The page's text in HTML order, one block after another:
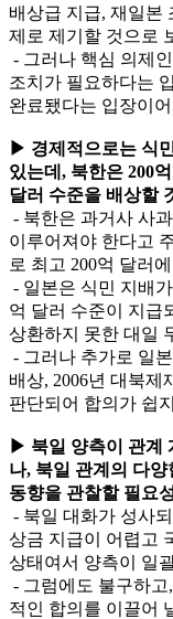
배상급 지급, 재일본
제로 제기할 것으로
- 그러나 핵심 의제
조치가 필요하다는
완료됐다는 입장이
▶ 경제적으로는 식
있는데, 북한은 200
달러 수준을 배상할
- 북한은 과거사 사
이루어져야 한다고
로 최고 200억 달러
- 일본은 식민 지배
억 달러 수준이 지급
상환하지 못한 대일
- 그러나 추가로 일
배상, 2006년 대북제
판단되어 합의가 쉽
▶ 북일 양측이 관계
나, 북일 관계의 다
동향을 관찰할 필요
- 북일 대화가 성사
상금 지급이 어렵고
상태여서 양측이 일
- 그럼에도 불구하
적인 합의를 이끌어